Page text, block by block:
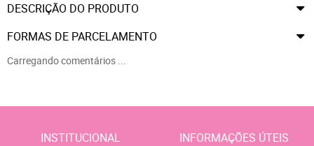
DESCRIÇÃO DO PRODUTO
FORMAS DE PARCELAMENTO
Carregando comentários ...
INSTITUCIONAL INFORMAÇÕES ÚTEIS